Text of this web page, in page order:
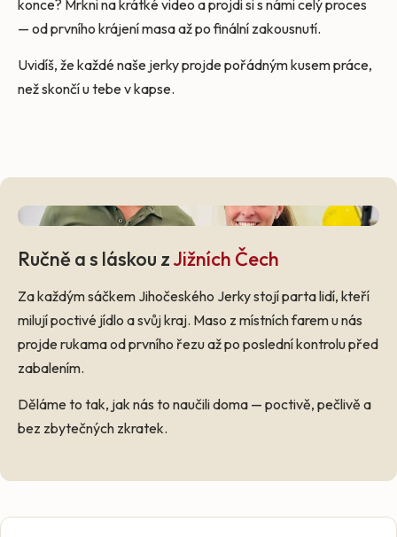
konce? Mrkni na krátké video a projdi si s námi celý proces
— od prvního krájení masa až po finální zakousnutí.
Uvidíš, že každé naše jerky projde pořádným kusem práce,
než skončí u tebe v kapse.
Ručně a s láskou zJižních Čech
Za každým sáčkem Jihočeského Jerky stojí parta lidí, kteří
milují poctivé jídlo a svůj kraj. Maso z místních farem u nás
projde rukama od prvního řezu až po poslední kontrolu před
zabalením.
Děláme to tak, jak nás to naučili doma — poctivě, pečlivě a
bez zbytečných zkratek.